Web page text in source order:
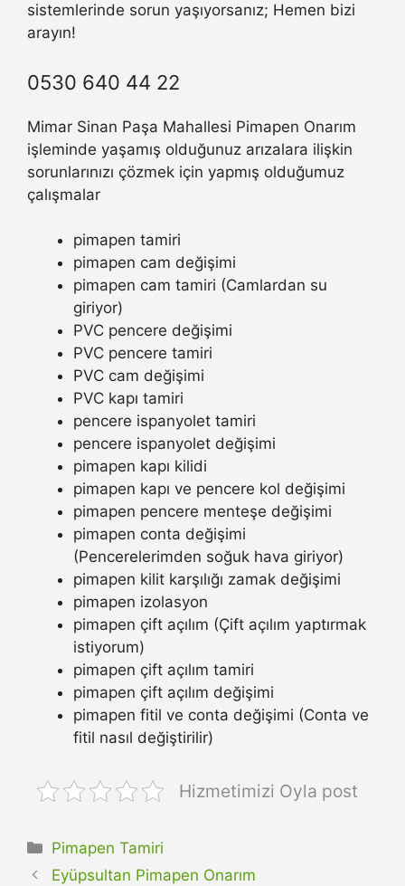
sistemlerinde sorun yaşıyorsanız; Hemen bizi
arayın!
0530 640 44 22
Mimar Sinan Paşa Mahallesi Pimapen Onarım
işleminde yaşamış olduğunuz arızalara ilişkin
sorunlarınızı çözmek için yapmış olduğumuz
çalışmalar
pimapen tamiri
pimapen cam değişimi
pimapen cam tamiri (Camlardan su
giriyor)
PVC pencere değişimi
PVC pencere tamiri
PVC cam değişimi
PVC kapı tamiri
pencere ispanyolet tamiri
pencere ispanyolet değişimi
pimapen kapı kilidi
pimapen kapı ve pencere kol değişimi
pimapen pencere menteşe değişimi
pimapen conta değişimi
(Pencerelerimden soğuk hava giriyor)
pimapen kilit karşılığı zamak değişimi
pimapen izolasyon
pimapen çift açılım (Çift açılım yaptırmak
istiyorum)
pimapen çift açılım tamiri
pimapen çift açılım değişimi
pimapen fitil ve conta değişimi (Conta ve
fitil nasıl değiştirilir)
Hizmetimizi Oyla post
Kategoriler
Pimapen Tamiri
Eyüpsultan Pimapen Onarım